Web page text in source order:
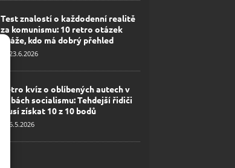
Test znalostí o každodenní realitě
za komunismu: 10 retro otázek
ukáže, kdo má dobrý přehled
23.6.2026
Retro kvíz o oblíbených autech v
dobách socialismu: Tehdejší řidiči
musí získat 10 z 10 bodů
6.5.2026